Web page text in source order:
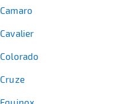
Camaro
Cavalier
Colorado
Cruze